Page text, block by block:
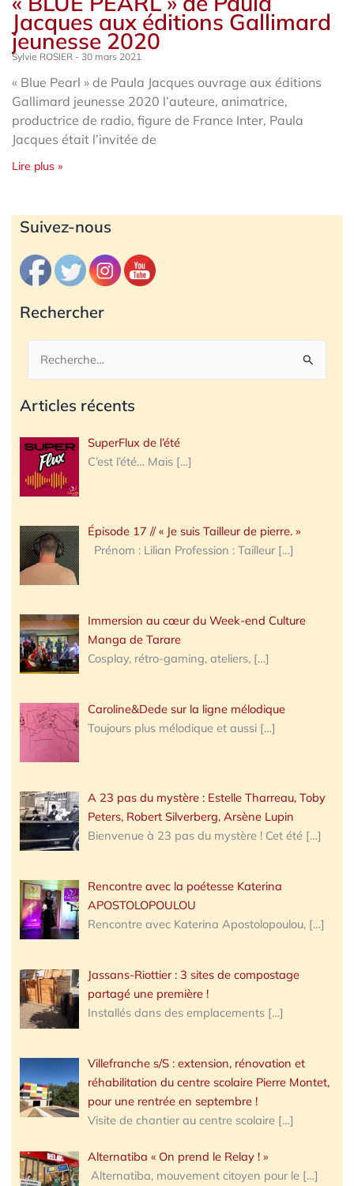
Jacques aux éditions Gallimard
jeunesse 2020
Sylvie ROSIER 30 mars 2021
« Blue Pearl » de Paula Jacques ouvrage aux éditions
Gallimard jeunesse 2020 l’auteure, animatrice,
productrice de radio, figure de France Inter, Paula
Jacques était l’invitée de
Lire plus »
Suivez-nous
Rechercher
Rechercher :
Articles récents
SuperFlux de l’été
C’est l’été… Mais […]
Épisode 17 // « Je suis Tailleur de pierre. »
Prénom : Lilian Profession : Tailleur […]
Immersion au cœur du Week-end Culture
Manga de Tarare
Cosplay, rétro-gaming, ateliers, […]
Caroline&Dede sur la ligne mélodique
Toujours plus mélodique et aussi […]
A 23 pas du mystère : Estelle Tharreau, Toby
Peters, Robert Silverberg, Arsène Lupin
Bienvenue à 23 pas du mystère ! Cet été […]
Rencontre avec la poétesse Katerina
APOSTOLOPOULOU
Rencontre avec Katerina Apostolopoulou, […]
Jassans-Riottier : 3 sites de compostage
partagé une première !
Installés dans des emplacements […]
Villefranche s/S : extension, rénovation et
réhabilitation du centre scolaire Pierre Montet,
pour une rentrée en septembre !
Visite de chantier au centre scolaire […]
Alternatiba « On prend le Relay ! »
Alternatiba, mouvement citoyen pour le […]
Archives